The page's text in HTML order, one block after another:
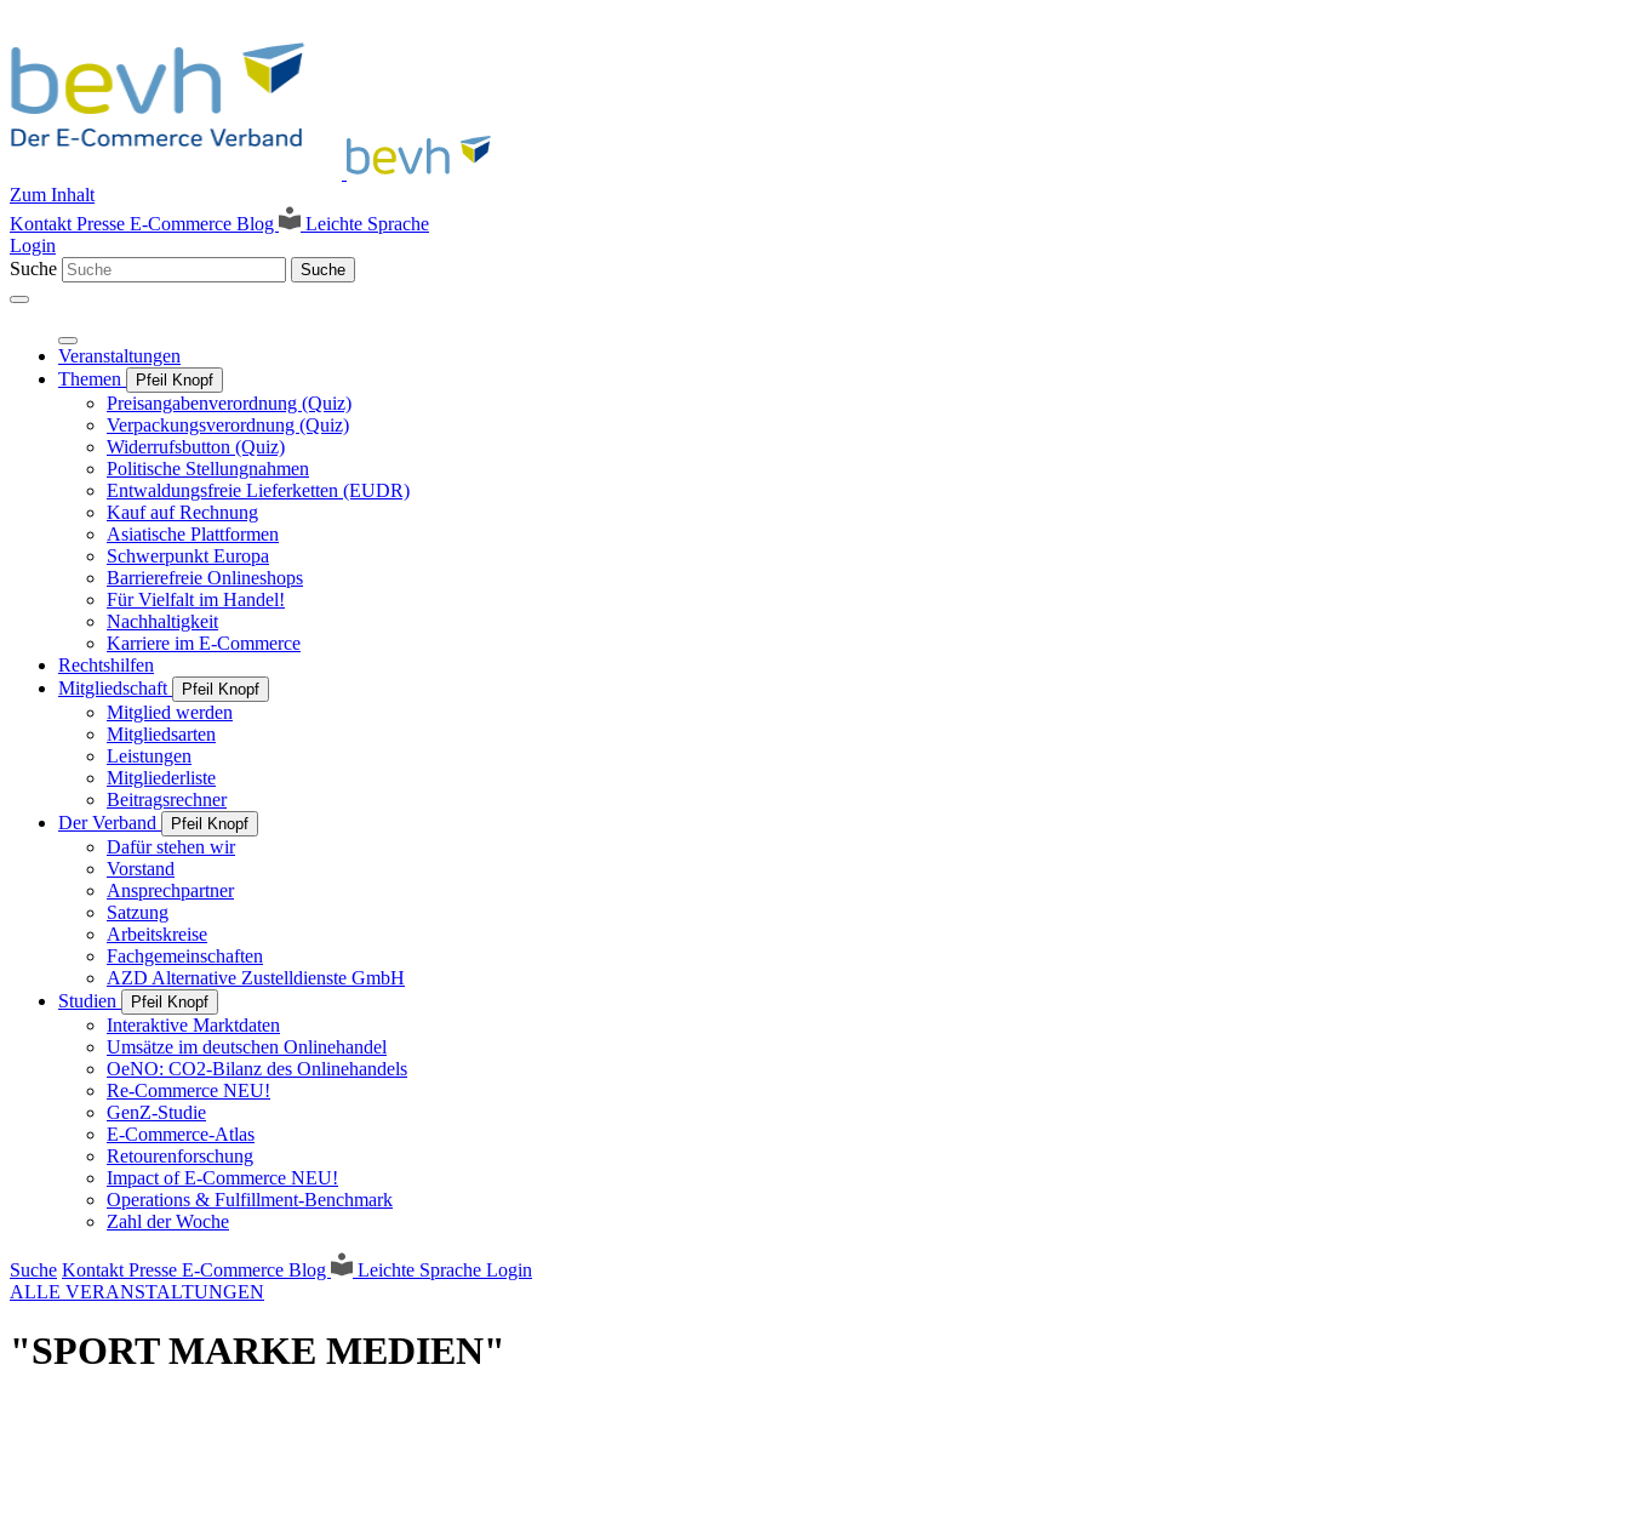
Zum Inhalt
Kontakt Presse E-Commerce Blog
Leichte Sprache
Login
Suche
Suche
Veranstaltungen
Themen
Pfeil Knopf
Preisangabenverordnung (Quiz)
Verpackungsverordnung (Quiz)
Widerrufsbutton (Quiz)
Politische Stellungnahmen
Entwaldungsfreie Lieferketten (EUDR)
Kauf auf Rechnung
Asiatische Plattformen
Schwerpunkt Europa
Barrierefreie Onlineshops
Für Vielfalt im Handel!
Nachhaltigkeit
Karriere im E-Commerce
Rechtshilfen
Mitgliedschaft
Pfeil Knopf
Mitglied werden
Mitgliedsarten
Leistungen
Mitgliederliste
Beitragsrechner
Der Verband
Pfeil Knopf
Dafür stehen wir
Vorstand
Ansprechpartner
Satzung
Arbeitskreise
Fachgemeinschaften
AZD Alternative Zustelldienste GmbH
Studien
Pfeil Knopf
Interaktive Marktdaten
Umsätze im deutschen Onlinehandel
OeNO: CO2-Bilanz des Onlinehandels
Re-Commerce NEU!
GenZ-Studie
E-Commerce-Atlas
Retourenforschung
Impact of E-Commerce NEU!
Operations & Fulfillment-Benchmark
Zahl der Woche
Suche Kontakt Presse E-Commerce Blog Leichte Sprache Login
ALLE VERANSTALTUNGEN
"SPORT MARKE MEDIEN"